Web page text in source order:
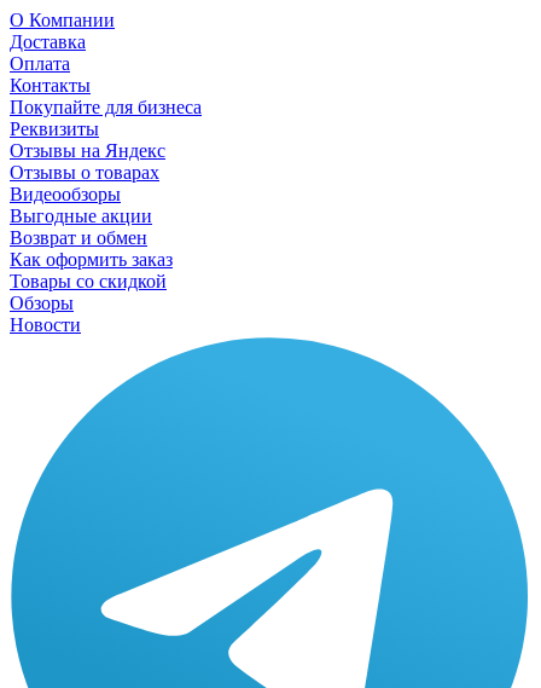
О Компании
Доставка
Оплата
Контакты
Покупайте для бизнеса
Реквизиты
Отзывы на Яндекс
Отзывы о товарах
Видеообзоры
Выгодные акции
Возврат и обмен
Как оформить заказ
Товары со скидкой
Обзоры
Новости